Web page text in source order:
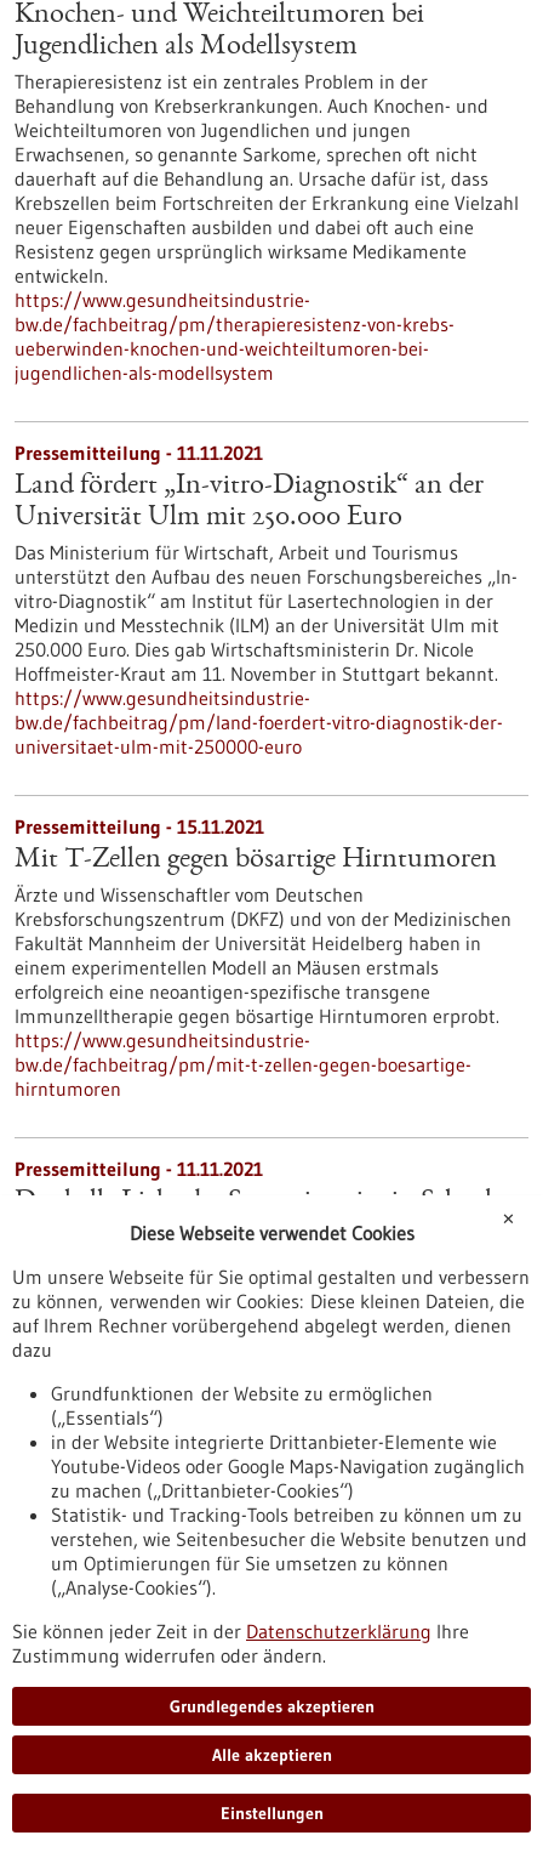
Knochen- und Weichteiltumoren bei
Jugendlichen als Modellsystem
Therapieresistenz ist ein zentrales Problem in der
Behandlung von Krebserkrankungen. Auch Knochen- und
Weichteiltumoren von Jugendlichen und jungen
Erwachsenen, so genannte Sarkome, sprechen oft nicht
dauerhaft auf die Behandlung an. Ursache dafür ist, dass
Krebszellen beim Fortschreiten der Erkrankung eine Vielzahl
neuer Eigenschaften ausbilden und dabei oft auch eine
Resistenz gegen ursprünglich wirksame Medikamente
entwickeln.
https://www.gesundheitsindustrie-
bw.de/fachbeitrag/pm/therapieresistenz-von-krebs-
ueberwinden-knochen-und-weichteiltumoren-bei-
jugendlichen-als-modellsystem
Pressemitteilung - 11.11.2021
Land fördert „In-vitro-Diagnostik“ an der
Universität Ulm mit 250.000 Euro
Das Ministerium für Wirtschaft, Arbeit und Tourismus
unterstützt den Aufbau des neuen Forschungsbereiches „In-
vitro-Diagnostik“ am Institut für Lasertechnologien in der
Medizin und Messtechnik (ILM) an der Universität Ulm mit
250.000 Euro. Dies gab Wirtschaftsministerin Dr. Nicole
Hoffmeister-Kraut am 11. November in Stuttgart bekannt.
https://www.gesundheitsindustrie-
bw.de/fachbeitrag/pm/land-foerdert-vitro-diagnostik-der-
universitaet-ulm-mit-250000-euro
Pressemitteilung - 15.11.2021
Mit T-Zellen gegen bösartige Hirntumoren
Ärzte und Wissenschaftler vom Deutschen
Krebsforschungszentrum (DKFZ) und von der Medizinischen
Fakultät Mannheim der Universität Heidelberg haben in
einem experimentellen Modell an Mäusen erstmals
erfolgreich eine neoantigen-spezifische transgene
Immunzelltherapie gegen bösartige Hirntumoren erprobt.
https://www.gesundheitsindustrie-
bw.de/fachbeitrag/pm/mit-t-zellen-gegen-boesartige-
hirntumoren
Pressemitteilung - 11.11.2021
Das helle Licht der Sonne ist wie ein Schock
Kinder, die erst nach langen Jahren der Blindheit operiert
gebrauchen. Wie das Gehirn dabei die neuen visuellen Signale
mit den Informationen der anderen Sinne integriert, hat ein
deutsch-israelisches Forschungsteam untersucht.
https://www.gesundheitsindustrie-
bw.de/fachbeitrag/pm/das-helle-licht-der-sonne-ist-wie-ein-
schock
Pressemitteilung - 12.11.2021
Bispezifischer Antikörper gegen Prostatakrebs
zeigt erste positive Ergebnisse
Das Prostatakarzinom gilt als die zweithäufigste
das Prostatakarzinom bislang auch nicht heilbar. Um die
Erkrankung jedoch effektiv zu behandeln und bei Betroffenen
eine deutliche und langfristige Verbesserung zu erreichen,
hat ein Forschungsteam der KKE Translationale Immunologie
der Medizinischen Universitätsklinik Tübingen einen
bispezifischen Antikörper entwickelt.
https://www.gesundheitsindustrie-
bw.de/fachbeitrag/pm/bispezifischer-antikoerper-gegen-
prostatakrebs-zeigt-erste-positive-ergebnisse-1
✕
Diese Webseite verwendet Cookies
Um unsere Webseite für Sie optimal gestalten und verbessern
zu können, verwenden wir Cookies: Diese kleinen Dateien, die
auf Ihrem Rechner vorübergehend abgelegt werden, dienen
dazu
Grundfunktionen der Website zu ermöglichen
(„Essentials“)
in der Website integrierte Drittanbieter-Elemente wie
Youtube-Videos oder Google Maps-Navigation zugänglich
zu machen („Drittanbieter-Cookies“)
Statistik- und Tracking-Tools betreiben zu können um zu
verstehen, wie Seitenbesucher die Website benutzen und
um Optimierungen für Sie umsetzen zu können
(„Analyse-Cookies“).
Sie können jeder Zeit in der Datenschutzerklärung Ihre
Zustimmung widerrufen oder ändern.
Grundlegendes akzeptieren
Alle akzeptieren
Einstellungen